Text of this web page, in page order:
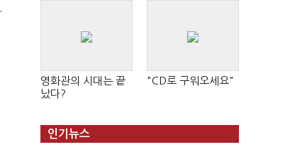
영화관의 시대는 끝
났다?
"CD로 구워오세요"
인기뉴스